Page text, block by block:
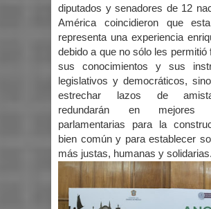
diputados y senadores de 12
América coincidieron que
representa una experiencia
debido a que no sólo les permitió
sus conocimientos y sus
legislativos y democráticos,
estrechar lazos de
redundarán en mejores
parlamentarias para la
bien común y para establecer
más justas, humanas y solidarias.